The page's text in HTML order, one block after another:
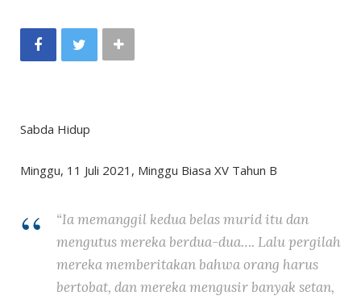
Sabda Hidup
Minggu, 11 Juli 2021, Minggu Biasa XV Tahun B
“Ia memanggil kedua belas murid itu dan
mengutus mereka berdua-dua…. Lalu pergilah
mereka memberitakan bahwa orang harus
bertobat, dan mereka mengusir banyak setan,